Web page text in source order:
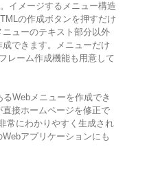
イメージするメニュー構造
の作成ボタンを押すだけ
ューのテキスト部分以外
できます。メニューだけ
レーム作成機能も用意して
Webメニューを作成でき
接ホームページを修正で
常にわかりやすく生成され
アプリケーションにも